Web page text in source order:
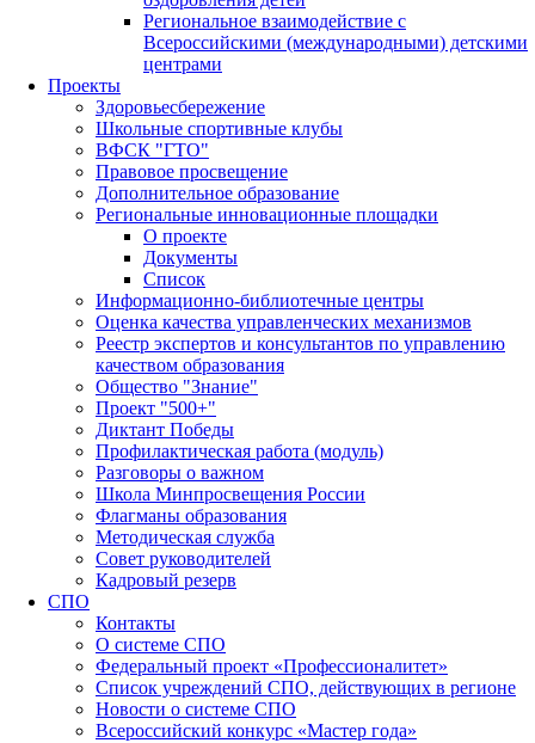
Региональное взаимодействие с
Всероссийскими (международными) детскими
центрами
Проекты
Здоровьесбережение
Школьные спортивные клубы
ВФСК "ГТО"
Правовое просвещение
Дополнительное образование
Региональные инновационные площадки
О проекте
Документы
Список
Информационно-библиотечные центры
Оценка качества управленческих механизмов
Реестр экспертов и консультантов по управлению
качеством образования
Общество "Знание"
Проект "500+"
Диктант Победы
Профилактическая работа (модуль)
Разговоры о важном
Школа Минпросвещения России
Флагманы образования
Методическая служба
Совет руководителей
Кадровый резерв
СПО
Контакты
О системе СПО
Федеральный проект «Профессионалитет»
Список учреждений СПО, действующих в регионе
Новости о системе СПО
Всероссийский конкурс «Мастер года»